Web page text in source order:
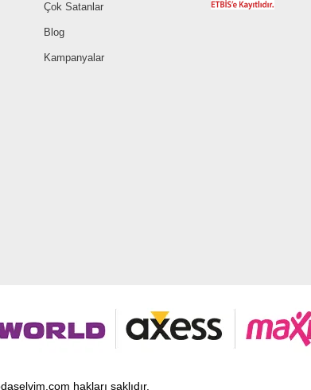
Çok Satanlar
Blog
Kampanyalar
hakları saklıdır.